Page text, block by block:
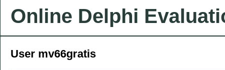
Online Delphi
User mv66gratis